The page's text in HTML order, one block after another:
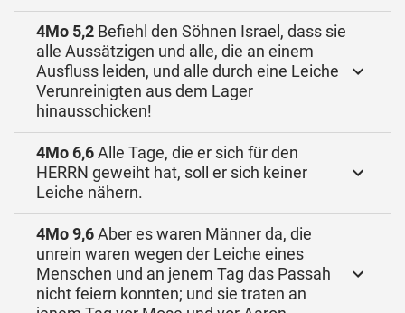
4Mo 5,2 Befiehl den Söhnen Israel, dass sie
alle Aussätzigen und alle, die an einem
Ausfluss leiden, und alle durch eine Leiche
Verunreinigten aus dem Lager
hinausschicken!
4Mo 6,6Alle Tage, die er sich für den
HERRN geweiht hat, soll er sich keiner
Leiche nähern.
4Mo 9,6Aber es waren Männer da, die
unrein waren wegen der Leiche eines
Menschen und an jenem Tag das Passah
nicht feiern konnten; und sie traten an